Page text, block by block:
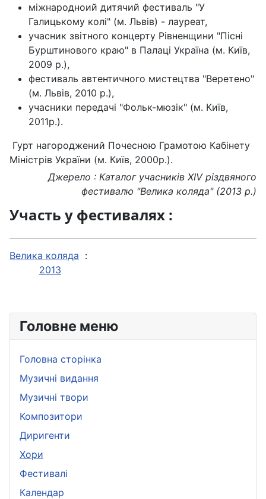
Головне меню
Головна сторінка
Музичні видання
Музичні твори
Композитори
Диригенти
Хори
Фестивалі
Календар
міжнародноий дитячий фестиваль "У
Галицькому колі" (м. Львів) - лауреат,
учасник звітного концерту Рівненщини "Пісні
Бурштинового краю" в Палаці Україна (м. Київ,
2009 р.),
фестиваль автентичного мистецтва "Веретено"
(м. Львів, 2010 р.),
учасники передачі "Фольк-мюзік" (м. Київ,
2011р.).
Гурт нагороджений Почесною Грамотою Кабінету
Міністрів України (м. Київ, 2000р.).
Джерело : Каталог учасників XIV різдвяного
фестивалю "Велика коляда" (2013 р.)
Участь у фестивалях :
Велика коляда :
2013